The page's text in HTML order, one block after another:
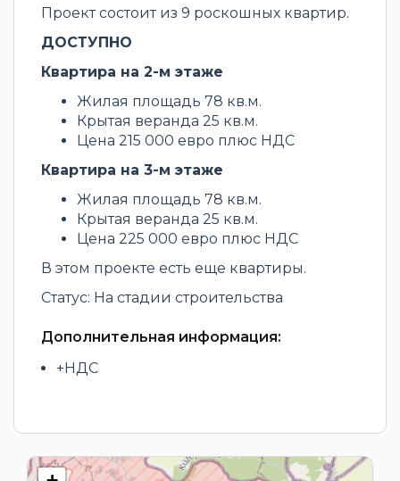
Проект состоит из 9 роскошных квартир.
ДОСТУПНО
Квартира на 2-м этаже
Жилая площадь 78 кв.м.
Крытая веранда 25 кв.м.
Цена 215 000 евро плюс НДС
Квартира на 3-м этаже
Жилая площадь 78 кв.м.
Крытая веранда 25 кв.м.
Цена 225 000 евро плюс НДС
В этом проекте есть еще квартиры.
Статус: На стадии строительства
Дополнительная информация:
+НДС